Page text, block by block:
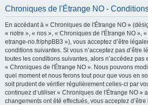
Chroniques de l'Étrange NO -
En accédant à « Chroniques de l'Étrange NO »
« notre », « nos », « Chroniques de l'Étrange NO »,
etrange-no.fr/phpBB3 »), vous acceptez d’être
conditions suivantes. Si vous n’acceptez pas d’être
toutes les conditions suivantes, alors n’accédez pas
« Chroniques de l'Étrange NO ». Nous pouvons
quel moment et nous ferons tout pour que vous en
soit prudent de vérifier régulièrement celles-ci par
continuez d’utiliser « Chroniques de l'Étrange NO »
changements ont été effectués, vous acceptez